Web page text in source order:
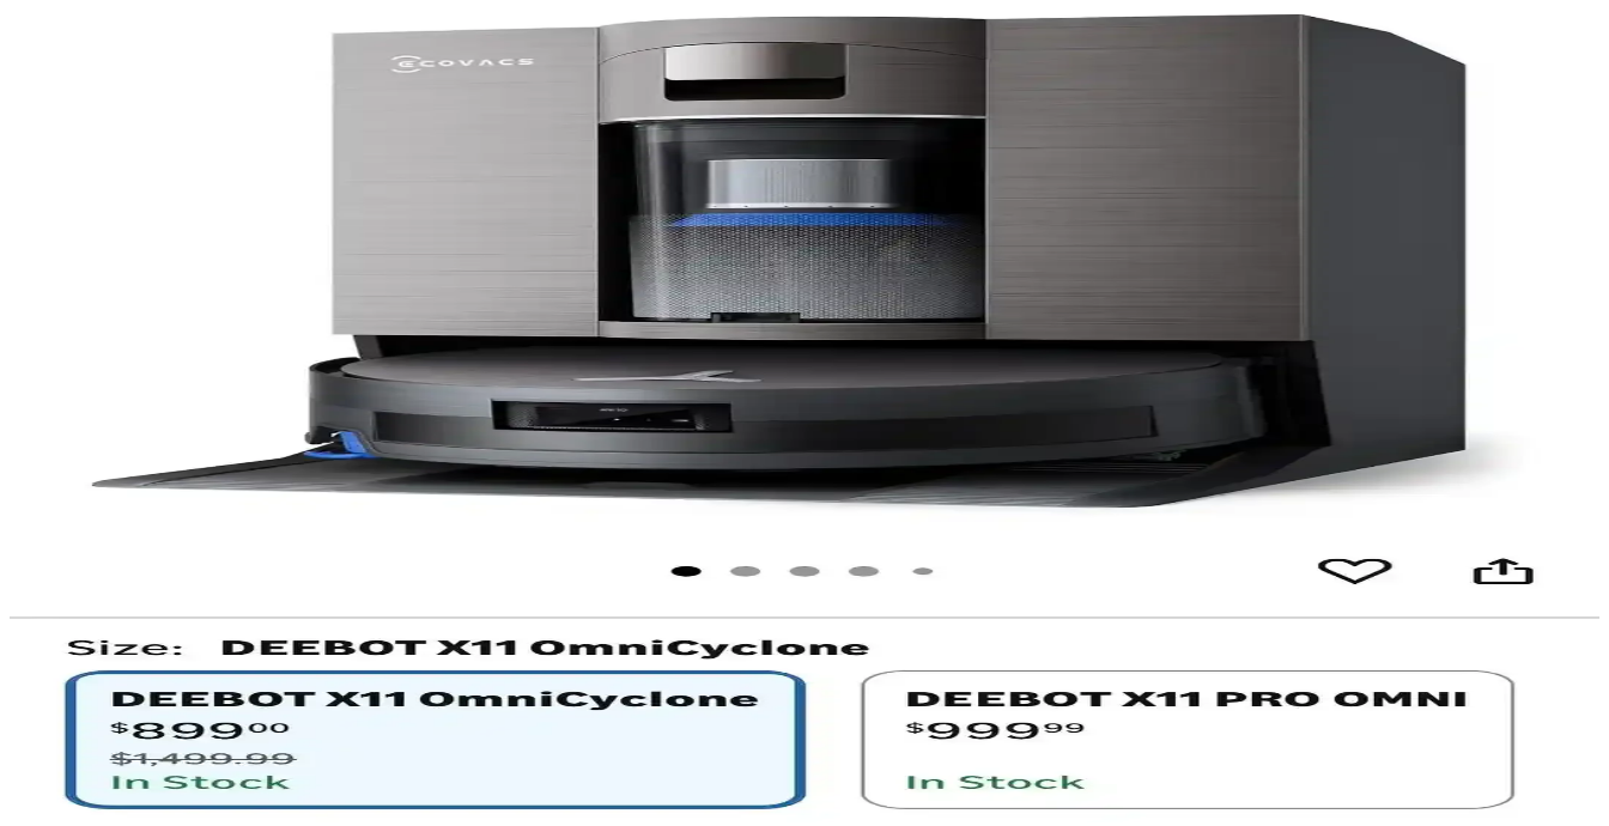
Kedi Tüyü Temizliğinde Etkili Robot Süpürge Seçimi ve Öne Çıkan Modeller
Kedi tüyü temizliğinde güçlü emiş gücü, tüy dolanmasını önleyen fırçalar ve otomatik boşaltma özellikleri önemli. Moplama için otomatik yıkama istasyonlu modeller tercih edilmeli.
Robot Süpürge Seçiminde Bütçe ve Özelliklere Göre En İyi Modeller ve Kriterler
Mova P10 Pro Ultra Gen 2 Robot Süpürge İncelemesi ve Gen 1 ile Teknik Karşılaştırması
Mova P10 Pro Ultra Gen 2, emiş gücü, paspaslama ve taban istasyonu teknolojilerinde önemli iyileştirmeler sunuyor. Engel algılamada değişiklikler olsa da genel temizlik performansı ve kullanım kolaylığı
Narwal Freo Robot Süpürge: Arıza Deneyimleri ve Garanti Sonrası Destek Politikaları
Narwal Freo robot süpürge kullanıcıları, ürünün tekrar eden arızaları ve sınırlı garanti sonrası destek politikaları nedeniyle yaşadıkları zorlukları paylaşıyor. Perakendecilerin iade politikaları da kullanıcı
Reddit Verileriyle Robot Süpürge Tercihleri: Kullanım Senaryolarına Göre Detaylı Analiz 2025-2026
2025-2026 Reddit verileriyle robot süpürge modellerinin evcil hayvan tüyü, karmaşık zemin ve bakım kolaylığı gibi kullanım senaryolarına göre tercih ve performansları incelenmiştir.
Roborock ve Dreame robot süpürgeler, farklı teknik özellikler ve kullanıcı deneyimleriyle öne çıkar. Navigasyon, otomatik su yönetimi ve kablosuz performans gibi kriterler karşılaştırılarak seçim süreci
Mini Robot Süpürgeler: Küçük Alanlar İçin Uygun Fiyatlı ve Pratik Temizlik Çözümleri
Mini robot süpürgeler, küçük yaşam alanlarında temizlik kolaylığı sağlarken fiyat ve pazarlama eksiklikleriyle karşı karşıyadır. Uygun fiyatlı ve özellikli modellerle pazar genişleyebilir.
Deebot X11 OmniCyclone Robot Süpürge İncelemesi ve Teknik Karşılaştırmaları
Deebot X11 OmniCyclone, torbasız toz haznesi ve evcil hayvan tüyü toplama kapasitesiyle dikkat çekiyor. Teknik özellikleri, kullanıcı deneyimleri ve diğer modellerle karşılaştırmaları detaylıca inceleniyor.